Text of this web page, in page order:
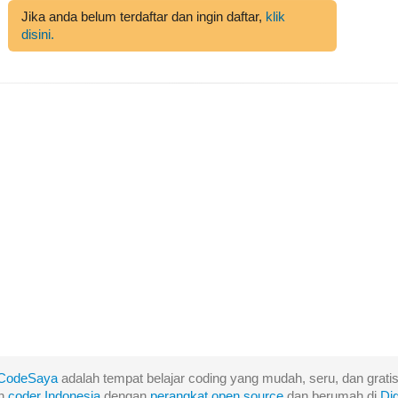
Jika anda belum terdaftar dan ingin daftar, klik
disini.
adalah tempat belajar coding yang mudah, seru, dan